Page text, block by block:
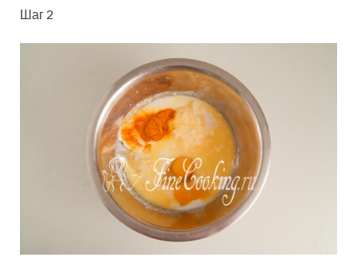
Шаг 2